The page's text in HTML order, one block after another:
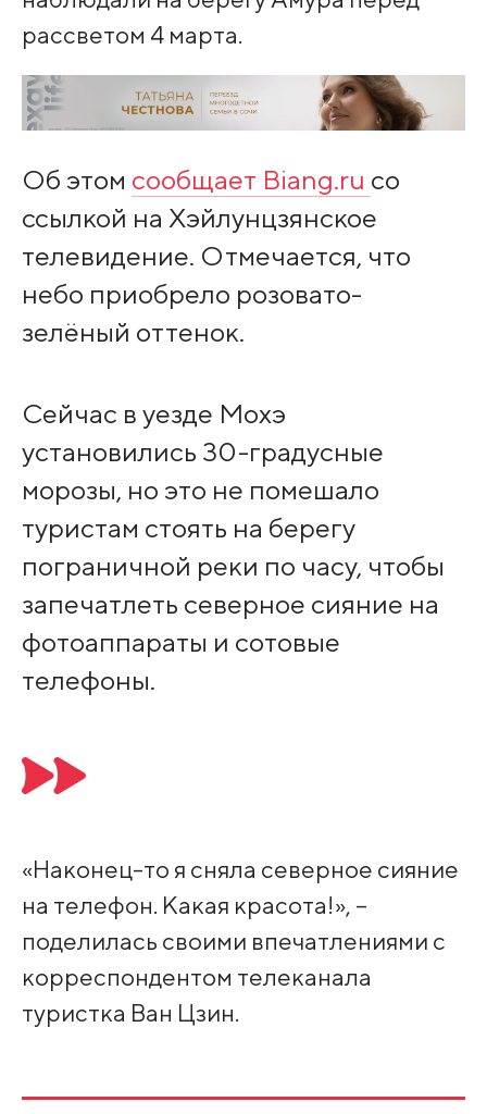
рассветом 4 марта.
Об этом сообщает Biang.ru со
ссылкой на Хэйлунцзянское
телевидение. Отмечается, что
небо приобрело розовато-
зелёный оттенок.
Сейчас в уезде Мохэ
установились 30-градусные
морозы, но это не помешало
туристам стоять на берегу
пограничной реки по часу, чтобы
запечатлеть северное сияние на
фотоаппараты и сотовые
телефоны.
«Наконец-то я сняла северное сияние
на телефон. Какая красота!», –
поделилась своими впечатлениями с
корреспондентом телеканала
туристка Ван Цзин.